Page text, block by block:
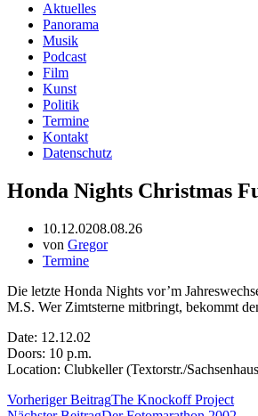
Aktuelles
Panorama
Musik
Podcast
Film
Kunst
Politik
Termine
Kontakt
Datenschutz
Honda Nights Christmas
10.12.0208.08.26
von Gregor
Termine
Die letzte Honda Nights vor’m
M.S. Wer Zimtsterne mitbringt, bekommt
Date: 12.12.02
Doors: 10 p.m.
Location: Clubkeller (Textorstr./
Vorheriger BeitragThe Knockoff Project